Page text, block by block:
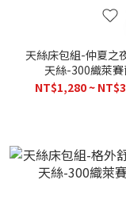
天絲床包組-仲夏之
天絲-300織萊賽
NT$1,280 ~